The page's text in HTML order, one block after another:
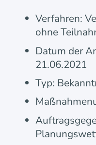
Verfahren:
ohne
Datum der
21.06.2021
Typ: